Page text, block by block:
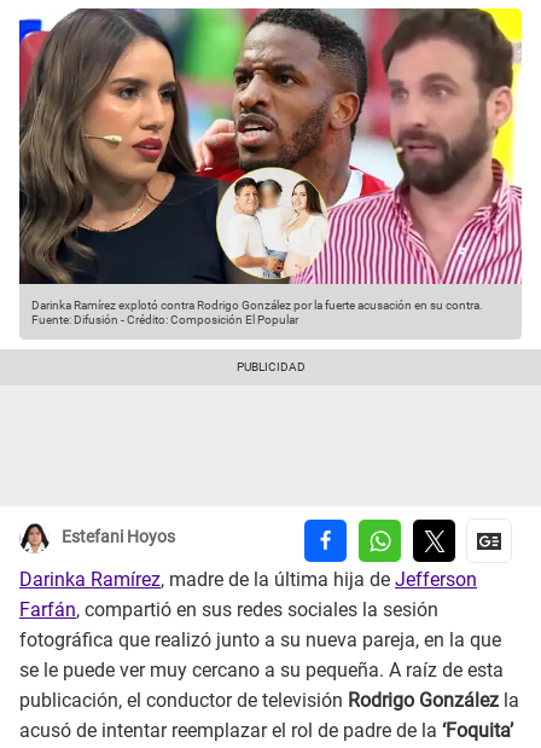
Darinka Ramírez explotó contra Rodrigo González por la fuerte acusación en su contra.
Fuente: Difusión -Crédito: Composición El Popular
Estefani Hoyos
Darinka Ramírez, madre de la última hija de Jefferson
Farfán, compartió en sus redes sociales la sesión
fotográfica que realizó junto a su nueva pareja, en la que
se le puede ver muy cercano a su pequeña. A raíz de esta
publicación, el conductor de televisión Rodrigo González la
acusó de intentar reemplazar el rol de padre de la ‘Foquita’